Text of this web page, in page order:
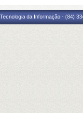
da Informação - (84)